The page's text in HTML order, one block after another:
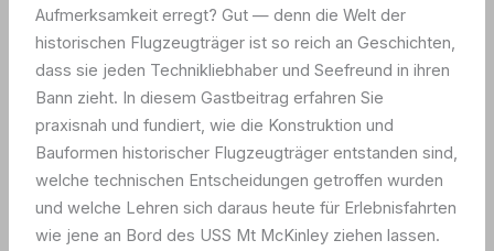
Aufmerksamkeit erregt? Gut — denn die Welt der
historischen Flugzeugträger ist so reich an Geschichten,
dass sie jeden Technikliebhaber und Seefreund in ihren
Bann zieht. In diesem Gastbeitrag erfahren Sie
praxisnah und fundiert, wie die Konstruktion und
Bauformen historischer Flugzeugträger entstanden sind,
welche technischen Entscheidungen getroffen wurden
und welche Lehren sich daraus heute für Erlebnisfahrten
wie jene an Bord des USS Mt McKinley ziehen lassen.